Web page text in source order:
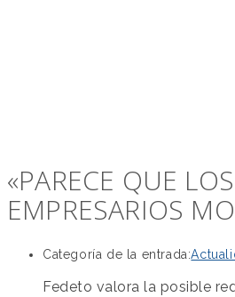
«PARECE QUE LOS
EMPRESARIOS
Categoría de la entrada:
Fedeto valora la posible